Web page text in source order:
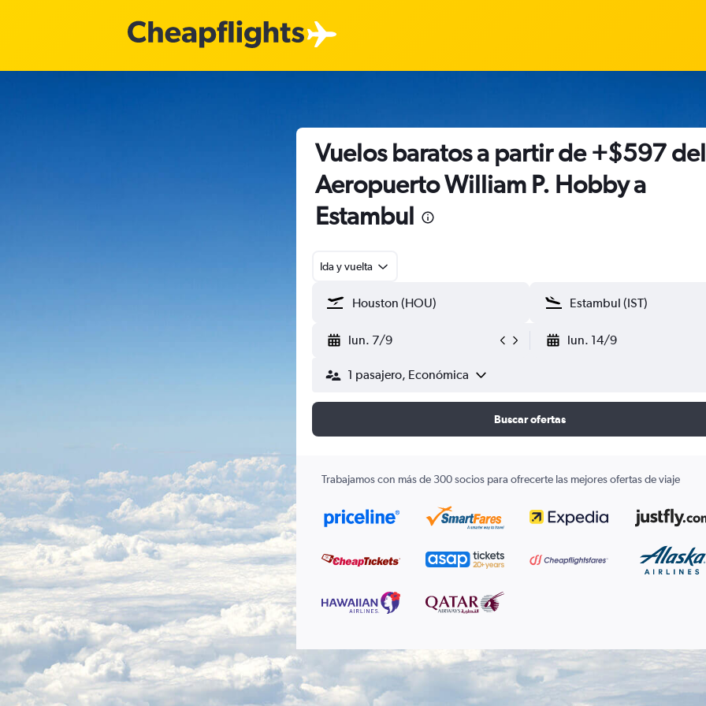
Vuelos baratos a partir de +$597 del
Aeropuerto William P. Hobby a
Estambul
Ida y vuelta
lun. 7/9 lun. 14/9
1 pasajero, Económica
Buscar ofertas
Trabajamos con más de 300 socios para ofrecerte las mejores ofertas de viaje